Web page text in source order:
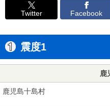
Twitter Facebook
震度1
鹿
鹿児島十島村